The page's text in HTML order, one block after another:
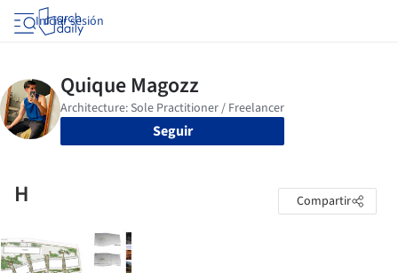
Iniciar sesión
Seguir
H Compartir